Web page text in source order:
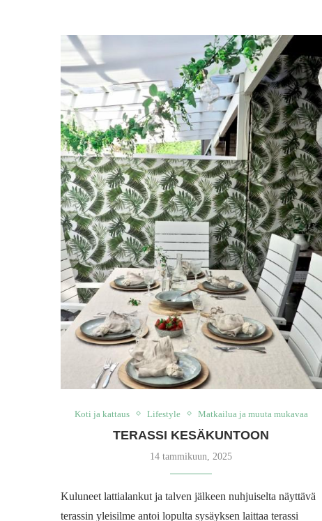
Koti ja kattaus Lifestyle Matkailua ja muuta mukavaa
TERASSI KESÄKUNTOON
14 tammikuun, 2025
Kuluneet lattialankut ja talven jälkeen nuhjuiselta näyttävä
terassin yleisilme antoi lopulta sysäyksen laittaa terassi